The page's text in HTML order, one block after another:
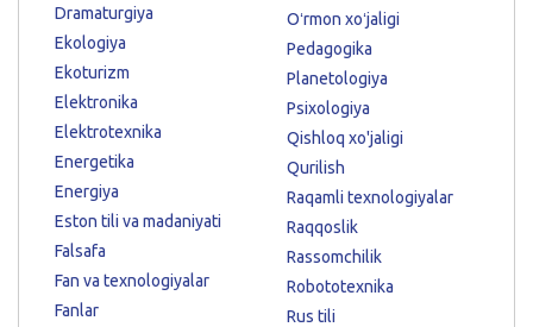
Dramaturgiya
Ekologiya
Ekoturizm
Elektronika
Elektrotexnika
Energetika
Energiya
Eston tili va madaniyati
Falsafa
Fan va texnologiyalar
Fanlar
Oʻrmon xoʻjaligi
Pedagogika
Planetologiya
Psixologiya
Qishloq xo'jaligi
Qurilish
Raqamli texnologiyalar
Raqqoslik
Rassomchilik
Robototexnika
Rus tili